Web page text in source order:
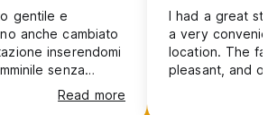
gentile e
anche cambiato
inserendomi
senza
spazi comuni.
Read more
I had a great
a very
location. The
pleasant, and